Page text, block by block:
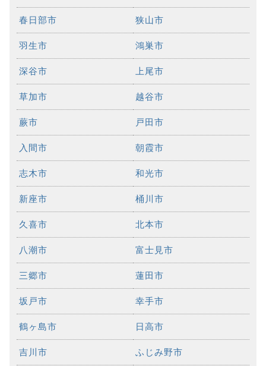
春日部市 狭山市
羽生市 鴻巣市
深谷市 上尾市
草加市 越谷市
蕨市 戸田市
入間市 朝霞市
志木市 和光市
新座市 桶川市
久喜市 北本市
八潮市 富士見市
三郷市 蓮田市
坂戸市 幸手市
鶴ヶ島市 日高市
吉川市 ふじみ野市